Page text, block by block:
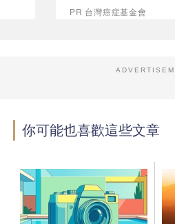
PR 台灣癌症基金會
你可能也喜歡這些文章